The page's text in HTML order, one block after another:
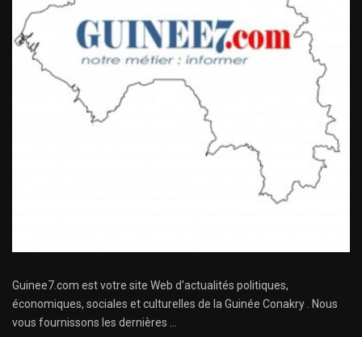
Guinee7.com est votre site Web d'actualités politiques,
économiques, sociales et culturelles de la Guinée Conakry . Nous
vous fournissons les dernières ...